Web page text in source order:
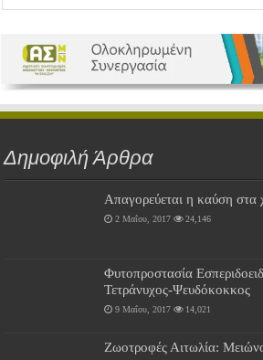
Δημοφιλή Άρθρα
Απαγορεύεται η καύση
2 Μαΐου, 2017 24,146
Φυτοπροστασία
Τετράνυχος-Ψευδόκοκκος
9 Μαΐου, 2017 14,021
Ζωοτροφές Αιτωλία: